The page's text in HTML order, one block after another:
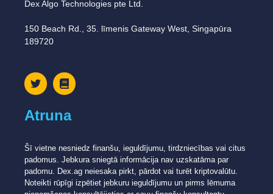
Dex Algo Technologies pte Ltd.
150 Beach Rd., 35. līmenis Gateway West, Singapūra
189720
Atruna
Šī vietne nesniedz finanšu, ieguldījumu, tirdzniecības vai citus
padomus. Jebkura sniegtā informācija nav uzskatāma par
padomu. Dex.ag neiesaka pirkt, pārdot vai turēt kriptovalūtu.
Noteikti rūpīgi izpētiet jebkuru ieguldījumu un pirms lēmuma